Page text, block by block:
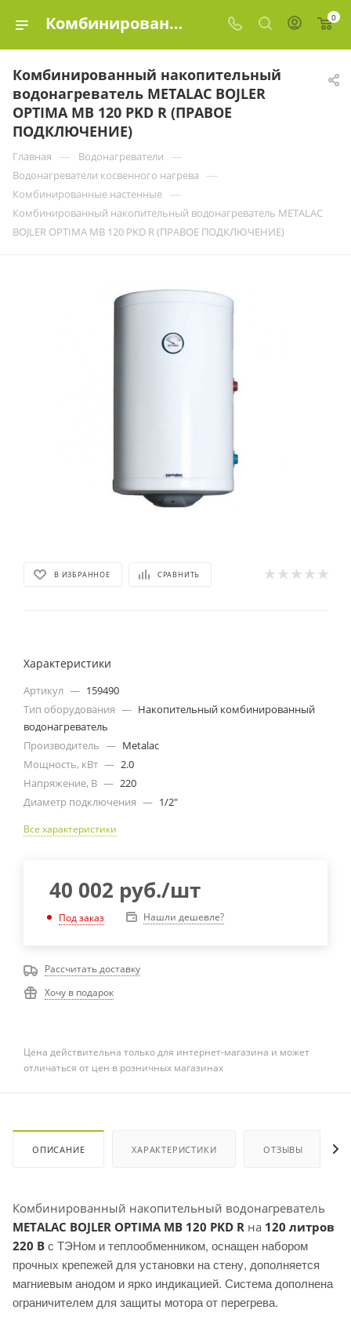
Комбинированный накопительный водонагреватель METALAC BOJLER ОPTIMA MB 120 PKD R (ПРАВОЕ ПОДКЛЮЧЕНИЕ) купить в Москве по цене 40 002 руб. | Эко-Элемент 0
Комбинированный накопительный
водонагреватель METALAC BOJLER
ОPTIMA MB 120 PKD R (ПРАВОЕ
ПОДКЛЮЧЕНИЕ)
Главная — Водонагреватели —
Водонагреватели косвенного нагрева —
Комбинированные настенные —
Комбинированный накопительный водонагреватель METALAC
BOJLER ОPTIMA MB 120 PKD R (ПРАВОЕ ПОДКЛЮЧЕНИЕ)
В ИЗБРАННОЕ СРАВНИТЬ
Характеристики
Артикул — 159490
Тип оборудования — Накопительный комбинированный
водонагреватель
Производитель — Metalac
Мощность, кВт — 2.0
Напряжение, В — 220
Диаметр подключения — 1/2"
Все характеристики
40 002 руб./шт
Под заказ Нашли дешевле?
Рассчитать доставку
Хочу в подарок
Цена действительна только для интернет-магазина и может
отличаться от цен в розничных магазинах
ОПИСАНИЕ ХАРАКТЕРИСТИКИ ОТЗЫВЫ
Комбинированный накопительный водонагреватель
METALAC BOJLER ОPTIMA MB 120 PKD R на 120 литров
220 В с ТЭНом и теплообменником, оснащен набором
прочных крепежей для установки на стену, дополняется
магниевым анодом и ярко индикацией. Система дополнена
ограничителем для защиты мотора от перегрева.